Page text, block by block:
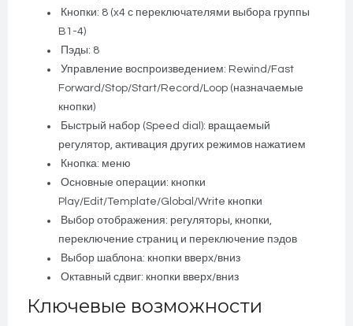
Кнопки: 8 (x4 с переключателями выбора группы
B1-4)
Пэды: 8
Управление воспроизведением: Rewind/Fast
Forward/Stop/Start/Record/Loop (назначаемые
кнопки)
Быстрый набор (Speed dial): вращаемый
регулятор, активация других режимов нажатием
Кнопка: меню
Основные операции: кнопки
Play/Edit/Template/Global/Write кнопки
Выбор отображения: регуляторы, кнопки,
переключение страниц и переключение пэдов
Выбор шаблона: кнопки вверх/вниз
Октавный сдвиг: кнопки вверх/вниз
Ключевые возможности